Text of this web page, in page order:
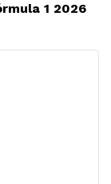
1 2026